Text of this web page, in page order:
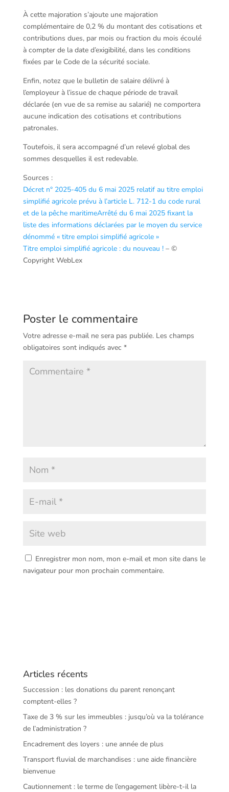
À cette majoration s’ajoute une majoration
complémentaire de 0,2 % du montant des cotisations et
contributions dues, par mois ou fraction du mois écoulé
à compter de la date d’exigibilité, dans les conditions
fixées par le Code de la sécurité sociale.
Enfin, notez que le bulletin de salaire délivré à
l’employeur à l’issue de chaque période de travail
déclarée (en vue de sa remise au salarié) ne comportera
aucune indication des cotisations et contributions
patronales.
Toutefois, il sera accompagné d’un relevé global des
sommes desquelles il est redevable.
Sources :
Décret n° 2025-405 du 6 mai 2025 relatif au titre emploi
simplifié agricole prévu à l’article L. 712-1 du code rural
et de la pêche maritimeArrêté du 6 mai 2025 fixant la
liste des informations déclarées par le moyen du service
dénommé « titre emploi simplifié agricole »
Titre emploi simplifié agricole : du nouveau ! – ©
Copyright WebLex
Poster le commentaire
Votre adresse e-mail ne sera pas publiée. Les champs
obligatoires sont indiqués avec *
Enregistrer mon nom, mon e-mail et mon site dans le
navigateur pour mon prochain commentaire.
Articles récents
Succession : les donations du parent renonçant
comptent-elles ?
Taxe de 3 % sur les immeubles : jusqu’où va la tolérance
de l’administration ?
Encadrement des loyers : une année de plus
Transport fluvial de marchandises : une aide financière
bienvenue
Cautionnement : le terme de l’engagement libère-t-il la